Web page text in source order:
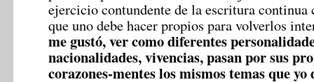
ejercicio contundente de la escritura continua
que uno debe hacer propios para volverlos
me gustó, ver como diferentes
nacionalidades, vivencias, pasan por sus
corazones-mentes los mismos temas que